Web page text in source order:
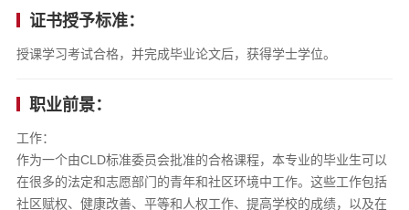
证书授予标准：
授课学习考试合格，并完成毕业论文后，获得学士学位。
职业前景：
工作：
作为一个由CLD标准委员会批准的合格课程，本专业的毕业生可以
在很多的法定和志愿部门的青年和社区环境中工作。这些工作包括
社区赋权、健康改善、平等和人权工作、提高学校的成绩，以及在